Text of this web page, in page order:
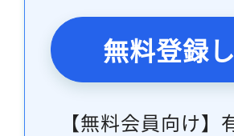
無料登録
【無料会員向け